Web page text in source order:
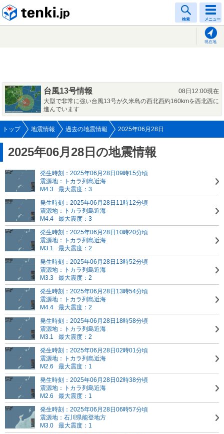
検索 メニュー
現在地
台風13号情報
08日12:00現在
大型で非常に強い台風13号が久米島の西北西約160kmを西北西に
進んでいます
トップ 地震情報 過去の地震情報 2025年06月28日
2025年06月28日の地震情報
発生時刻：2025年06月28日09時15分頃
震源地：トカラ列島近海
M4.3
最大震度：3
発生時刻：2025年06月28日11時12分頃
震源地：トカラ列島近海
M4.4
最大震度：3
発生時刻：2025年06月28日10時20分頃
震源地：トカラ列島近海
M3.1
最大震度：2
発生時刻：2025年06月28日13時52分頃
震源地：トカラ列島近海
M3.3
最大震度：2
発生時刻：2025年06月28日13時54分頃
震源地：トカラ列島近海
M4.4
最大震度：2
発生時刻：2025年06月28日18時58分頃
震源地：トカラ列島近海
M3.1
最大震度：2
発生時刻：2025年06月28日02時01分頃
震源地：トカラ列島近海
M2.6
最大震度：1
発生時刻：2025年06月28日02時38分頃
震源地：トカラ列島近海
M2.6
最大震度：1
発生時刻：2025年06月28日06時57分頃
震源地：石川県能登地方
M3.0
最大震度：1